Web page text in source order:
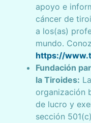
apoyo e
cáncer de
a los(as)
mundo.
https://
Fundación
la Tiroides:
organización
de lucro y
sección